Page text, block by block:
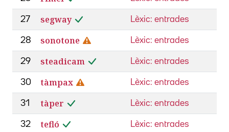
27 segway Lèxic: entrades
28 sonotone Lèxic: entrades
29 steadicam Lèxic: entrades
30 tàmpax Lèxic: entrades
31 tàper Lèxic: entrades
32 tefló Lèxic: entrades